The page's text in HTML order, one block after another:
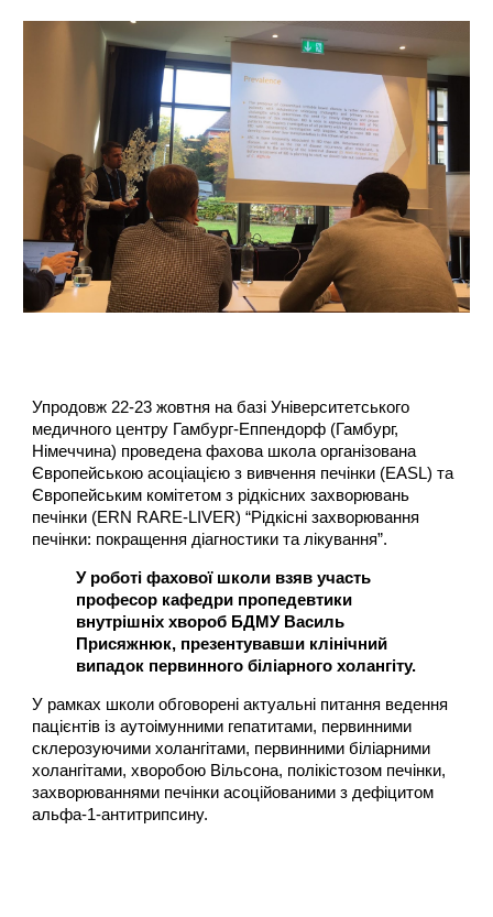
Упродовж 22-23 жовтня на базі Університетського
медичного центру Гамбург-Еппендорф (Гамбург,
Німеччина) проведена фахова школа організована
Європейською асоціацією з вивчення печінки (EASL) та
Європейським комітетом з рідкісних захворювань
печінки (ERN RARE-LIVER) “Рідкісні захворювання
печінки: покращення діагностики та лікування”.
У роботі фахової школи взяв участь
професор кафедри пропедевтики
внутрішніх хвороб БДМУ Василь
Присяжнюк, презентувавши клінічний
випадок первинного біліарного холангіту.
У рамках школи обговорені актуальні питання ведення
пацієнтів із аутоімунними гепатитами, первинними
склерозуючими холангітами, первинними біліарними
холангітами, хворобою Вільсона, полікістозом печінки,
захворюваннями печінки асоційованими з дефіцитом
альфа-1-антитрипсину.